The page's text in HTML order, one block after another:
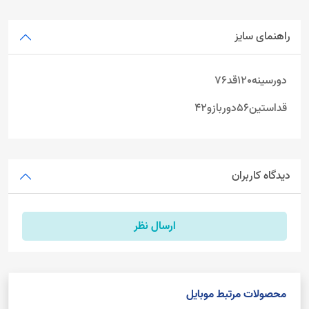
راهنمای سایز
دورسینه120قد76
قداستین56دوربازو42
دیدگاه کاربران
ارسال نظر
محصولات مرتبط موبایل